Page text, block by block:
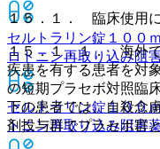
セルトラリン錠１００
ロトニン再取り込み阻
セルトラリン錠１００
トニン再取り込み阻害
１５．１． 臨床使用
１５．１．１． 海外
疾患を有する患者を対
の短期プラセボ対照臨
下の患者では、自殺念
剤投与群でプラセボ群